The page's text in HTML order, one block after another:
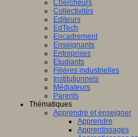
Chercheurs
Collectivités
Editeurs
EdTech
Encadrement
Enseignants
Entreprises
Etudiants
Filières industrielles
Institutionnels
Médiateurs
Parents
Thématiques
Apprendre et enseigner
Apprendre
Apprentissages